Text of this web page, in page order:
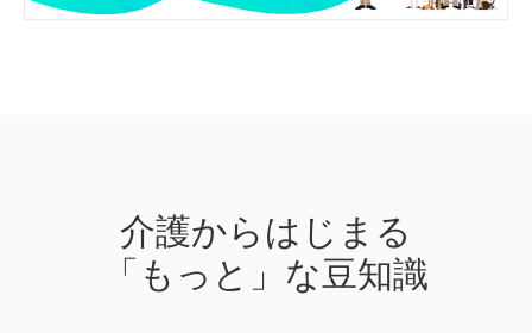
介護からはじまる
「もっと」な豆知識